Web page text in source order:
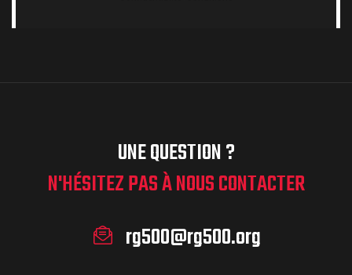
UNE QUESTION ?
N'HÉSITEZ PAS À NOUS CONTACTER
rg500@rg500.org